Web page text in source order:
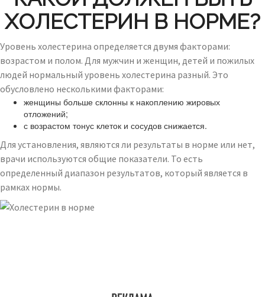
ХОЛЕСТЕРИН В НОРМЕ?
Уровень холестерина определяется двумя факторами:
возрастом и полом. Для мужчин и женщин, детей и пожилых
людей нормальный уровень холестерина разный. Это
обусловлено несколькими факторами:
женщины больше склонны к накоплению жировых
отложений;
с возрастом тонус клеток и сосудов снижается.
Для установления, являются ли результаты в норме или нет,
врачи используются общие показатели. То есть
определенный диапазон результатов, который является в
рамках нормы.